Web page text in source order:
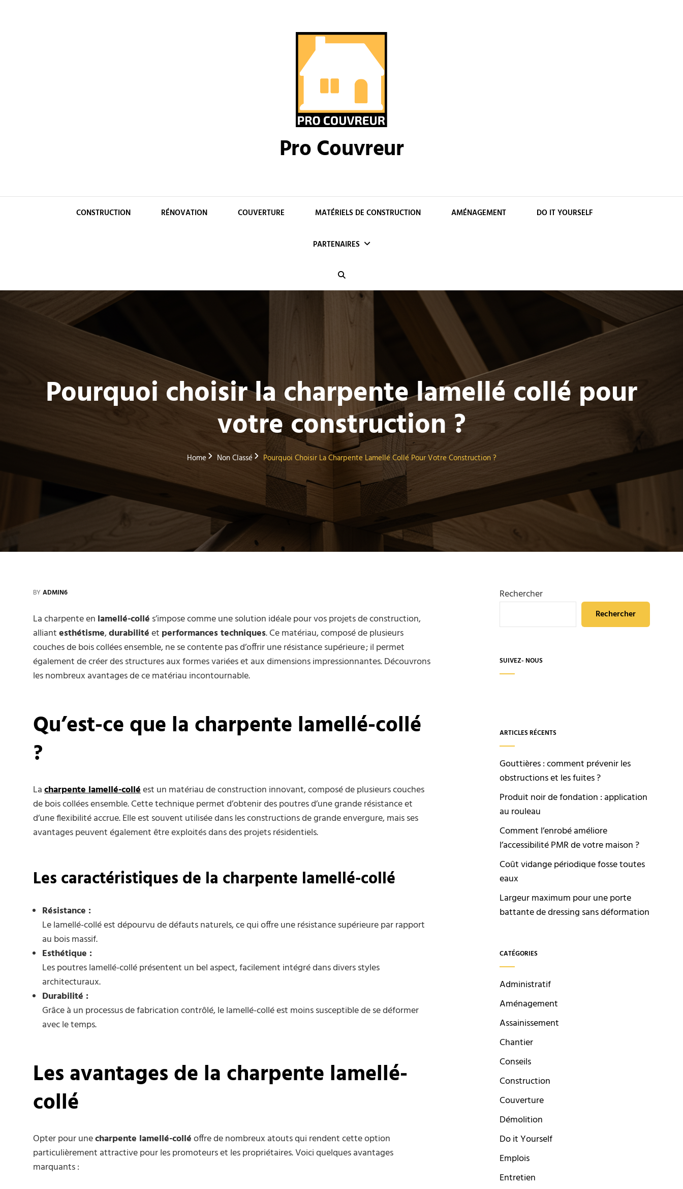
Pro Couvreur
CONSTRUCTION RÉNOVATION COUVERTURE MATÉRIELS DE CONSTRUCTION AMÉNAGEMENT DO IT YOURSELF
PARTENAIRES
Pourquoi choisir la charpente lamellé collé pour
votre construction ?
Home Non Classé Pourquoi Choisir La Charpente Lamellé Collé Pour Votre Construction ?
BY ADMIN6
La charpente en lamellé-collé s’impose comme une solution idéale pour vos projets de construction,
alliantesthétisme,durabilitéet performances techniques. Ce matériau, composé de plusieurs
couches de bois collées ensemble, ne se contente pas d’offrir une résistance supérieure ; il permet
également de créer des structures aux formes variées et aux dimensions impressionnantes. Découvrons
les nombreux avantages de ce matériau incontournable.
Qu’est-ce que la charpente lamellé-collé
?
Lacharpente lamellé-colléest un matériau de construction innovant, composé de plusieurs couches
de bois collées ensemble. Cette technique permet d’obtenir des poutres d’une grande résistance et
d’une flexibilité accrue. Elle est souvent utilisée dans les constructions de grande envergure, mais ses
avantages peuvent également être exploités dans des projets résidentiels.
Les caractéristiques de la charpente lamellé-collé
Résistance :
Le lamellé-collé est dépourvu de défauts naturels, ce qui offre une résistance supérieure par rapport
au bois massif.
Esthétique :
Les poutres lamellé-collé présentent un bel aspect, facilement intégré dans divers styles
architecturaux.
Durabilité :
Grâce à un processus de fabrication contrôlé, le lamellé-collé est moins susceptible de se déformer
avec le temps.
Les avantages de la charpente lamellé-
collé
Opter pour unecharpente lamellé-colléoffre de nombreux atouts qui rendent cette option
particulièrement attractive pour les promoteurs et les propriétaires. Voici quelques avantages
marquants :
Rechercher
Rechercher
SUIVEZ- NOUS
ARTICLES RÉCENTS
Gouttières : comment prévenir les
obstructions et les fuites ?
Produit noir de fondation : application
au rouleau
Comment l’enrobé améliore
l’accessibilité PMR de votre maison ?
Coût vidange périodique fosse toutes
eaux
Largeur maximum pour une porte
battante de dressing sans déformation
CATÉGORIES
Administratif
Aménagement
Assainissement
Chantier
Conseils
Construction
Couverture
Démolition
Do it Yourself
Emplois
Entretien